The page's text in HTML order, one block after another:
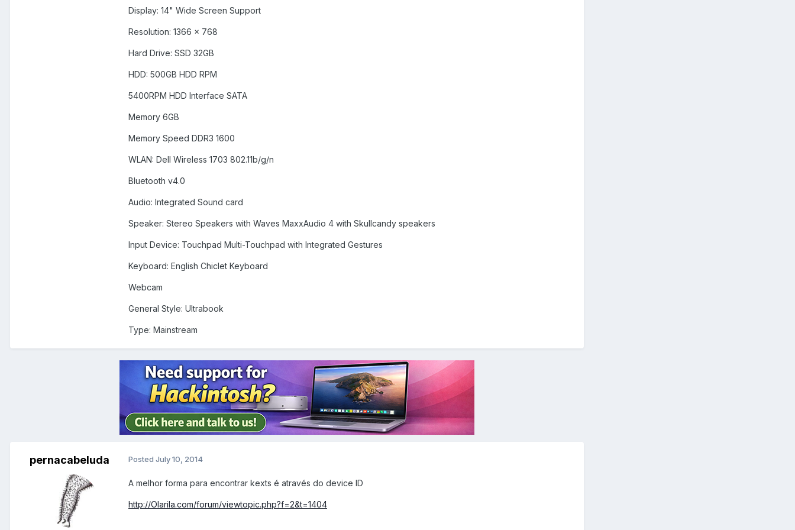
Display: 14" Wide Screen Support
Resolution: 1366 x 768
Hard Drive: SSD 32GB
HDD: 500GB HDD RPM
5400RPM HDD Interface SATA
Memory 6GB
Memory Speed DDR3 1600
WLAN: Dell Wireless 1703 802.11b/g/n
Bluetooth v4.0
Audio: Integrated Sound card
Speaker: Stereo Speakers with Waves MaxxAudio 4 with Skullcandy speakers
Input Device: Touchpad Multi-Touchpad with Integrated Gestures
Keyboard: English Chiclet Keyboard
Webcam
General Style: Ultrabook
Type: Mainstream
pernacabeluda Posted July 10, 2014
A melhor forma para encontrar kexts é através do device ID
http://Olarila.com/forum/viewtopic.php?f=2&t=1404